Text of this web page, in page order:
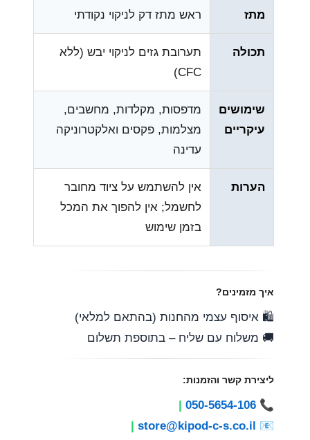
מתז ראש מתז דק לניקוי נקודתי
תכולה
תערובת גזים לניקוי יבש (ללא
CFC)
שימושים
עיקריים
מדפסות, מקלדות, מחשבים,
מצלמות, פקסים ואלקטרוניקה
עדינה
הערות
אין להשתמש על ציוד מחובר
לחשמל; אין להפוך את המכל
בזמן שימוש
איך מזמינים?
🛍️ איסוף עצמי מהחנות (בהתאם למלאי)
🚚 משלוח עם שליח – בתוספת תשלום
ליצירת קשר והזמנות:
📞
050-5654-106
|
📧
store@kipod-c-s.co.il
|